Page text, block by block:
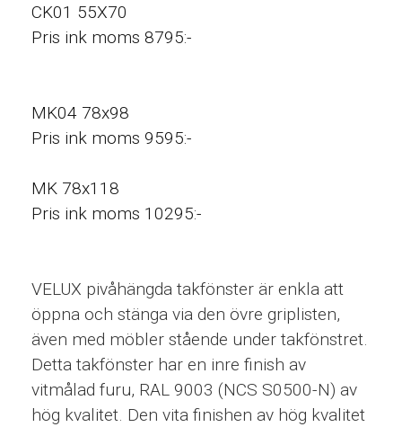
CK01 55X70
Pris ink moms 8795:-
MK04 78x98
Pris ink moms 9595:-
MK 78x118
Pris ink moms 10295:-
VELUX pivåhängda takfönster är enkla att
öppna och stänga via den övre griplisten,
även med möbler stående under takfönstret.
Detta takfönster har en inre finish av
vitmålad furu, RAL 9003 (NCS S0500-N) av
hög kvalitet. Den vita finishen av hög kvalitet